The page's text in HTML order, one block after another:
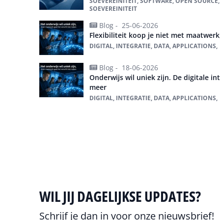
SOEVEREINITEIT
Blog - 25-06-2026
Flexibiliteit koop je niet met
DIGITAL, INTEGRATIE, DATA, APPLICATIONS,
Blog - 18-06-2026
Onderwijs wil uniek zijn. De digitale
meer
DIGITAL, INTEGRATIE, DATA, APPLICATIONS,
WIL JIJ DAGELIJKSE UPDATES?
Schrijf je dan in voor onze nieuwsbrief!